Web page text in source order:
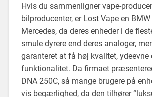
Hvis du sammenligner vape-
bilproducenter, er Lost Vape en BMW
Mercedes, da deres enheder i de
smule dyrere end deres analoger,
garanteret at få høj kvalitet, ydeevne
funktionalitet. Da firmaet
DNA 250C, så mange brugere på
vis begærlighed, da den tilhører